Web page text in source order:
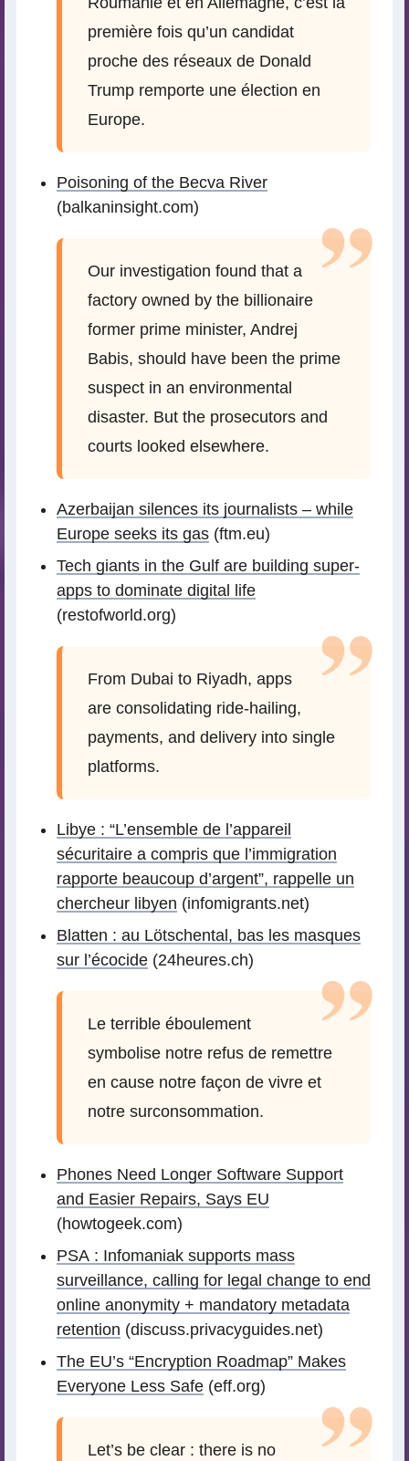
première fois qu’un candidat
proche des réseaux de Donald
Trump remporte une élection en
Europe.
Poisoning of the Becva River
(balkaninsight.com)
Our investigation found that a
factory owned by the billionaire
former prime minister, Andrej
Babis, should have been the prime
suspect in an environmental
disaster. But the prosecutors and
courts looked elsewhere.
Azerbaijan silences its journalists – while
Europe seeks its gas (ftm.eu)
Tech giants in the Gulf are building super-
apps to dominate digital life
(restofworld.org)
From Dubai to Riyadh, apps
are consolidating ride-hailing,
payments, and delivery into single
platforms.
Libye : “L’ensemble de l’appareil
sécuritaire a compris que l’immigration
rapporte beaucoup d’argent”, rappelle un
chercheur libyen (infomigrants.net)
Blatten : au Lötschental, bas les masques
sur l’écocide (24heures.ch)
Le terrible éboulement
symbolise notre refus de remettre
en cause notre façon de vivre et
notre surconsommation.
Phones Need Longer Software Support
and Easier Repairs, Says EU
(howtogeek.com)
PSA : Infomaniak supports mass
surveillance, calling for legal change to end
online anonymity + mandatory metadata
retention (discuss.privacyguides.net)
The EU’s “Encryption Roadmap” Makes
Everyone Less Safe (eff.org)
Let’s be clear : there is no